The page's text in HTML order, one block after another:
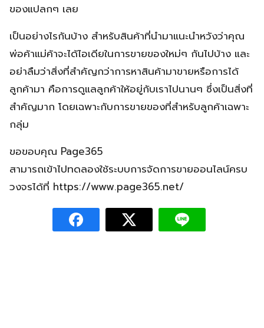
ของแปลกๆ เลย
เป็นอย่างไรกันบ้าง สำหรับสินค้าที่นำมาแนะนำหวังว่าคุณ
พ่อค้าแม่ค้าจะได้ไอเดียในการขายของใหม่ๆ กันไปบ้าง และ
อย่าลืมว่าสิ่งที่สำคัญกว่าการหาสินค้ามาขายหรือการได้
ลูกค้ามา คือการดูแลลูกค้าให้อยู่กับเราไปนานๆ ซึ่งเป็นสิ่งที่
สำคัญมาก โดยเฉพาะกับการขายของที่สำหรับลูกค้าเฉพาะ
กลุ่ม
ขอขอบคุณ Page365
สามารถเข้าไปทดลองใช้ระบบการจัดการขายออนไลน์ครบ
วงจรได้ที่ https://www.page365.net/